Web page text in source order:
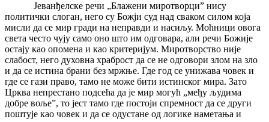
Јеванђелске речи „Блажени миротворци” нису
политички слоган, него су Божји суд над сваком силом која
мисли да се мир гради на неправди и насиљу. Моћници овога
света често чују само оно што им одговара, али речи Божије
остају као опомена и као критеријум. Миротворство није
слабост, него духовна храброст да се не одговори злом на зло
и да се истина брани без мржње. Где год се унижава човек и
где се гази право, тамо не може бити истинског мира. Зато
Црква непрестано подсећа да је мир могућ „међу људима
добре воље”, то јест тамо где постоји спремност да се други
поштује као човек и да се одустане од логике наметања и